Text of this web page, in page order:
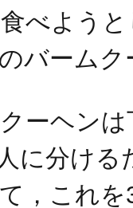
べよう
バーム
ーヘン
に分ける
，これ